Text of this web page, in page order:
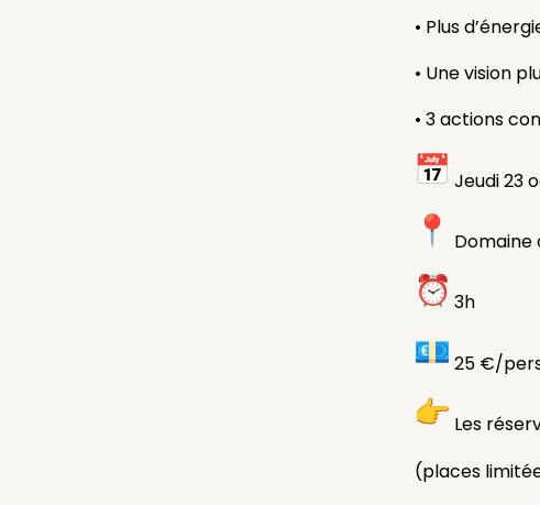
• Plus
• Une vision
• 3 actions
Jeudi 23
Domaine
3h
25 €/
Les
(places